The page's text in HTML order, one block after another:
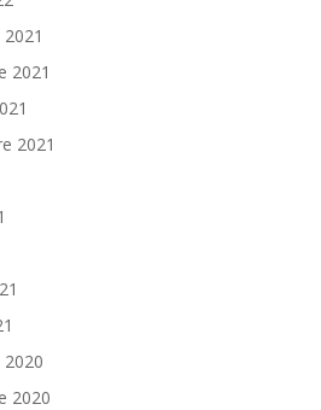
2021
2021
2020